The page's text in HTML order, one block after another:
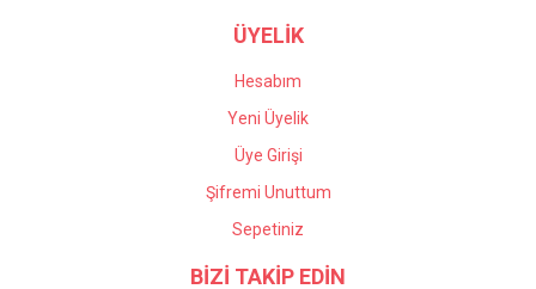
ÜYELİK
Hesabım
Yeni Üyelik
Üye Girişi
Şifremi Unuttum
Sepetiniz
BİZİ TAKİP EDİN